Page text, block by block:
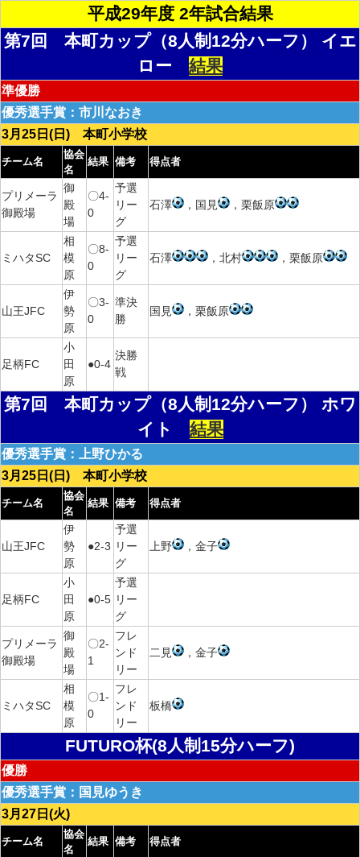
平成29年度 2年試合結果
第7回 本町カップ（8人制12分ハーフ） イエ
ロー 結果
準優勝
優秀選手賞：市川なおき
3月25日(日) 本町小学校
チーム名
協会
名
結果 備考 得点者
プリメーラ
御殿場
御
殿
場
〇4-
0
予選
リー
グ
石澤 ，国見 ，栗飯原
ミハタSC
相
模
原
〇8-
0
予選
リー
グ
石澤 ，北村 ，栗飯原
山王JFC
伊
勢
原
〇3-
0
準決
勝
国見 ，栗飯原
足柄FC
小
田
原
●0-4
決勝
戦
第7回 本町カップ（8人制12分ハーフ） ホワ
イト 結果
優秀選手賞：上野ひかる
3月25日(日) 本町小学校
チーム名
協会
名
結果 備考 得点者
山王JFC
伊
勢
原
●2-3
予選
リー
グ
上野 ，金子
足柄FC
小
田
原
●0-5
予選
リー
グ
プリメーラ
御殿場
御
殿
場
〇2-
1
フレ
ンド
リー
二見 ，金子
ミハタSC
相
模
原
〇1-
0
フレ
ンド
リー
板橋
FUTURO杯(8人制15分ハーフ)
優勝
優秀選手賞：国見ゆうき
3月27日(火)
チーム名
協会
名
結果 備考 得点者